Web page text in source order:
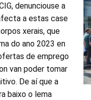
denunciouse a
a estas case
xerais, que
do ano 2023 en
de emprego
van poder tomar
De aí que a
baixo o lema